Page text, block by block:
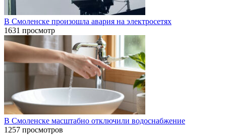
В Смоленске произошла авария на электросетях
1631 просмотр
В Смоленске масштабно отключили водоснабжение
1257 просмотров